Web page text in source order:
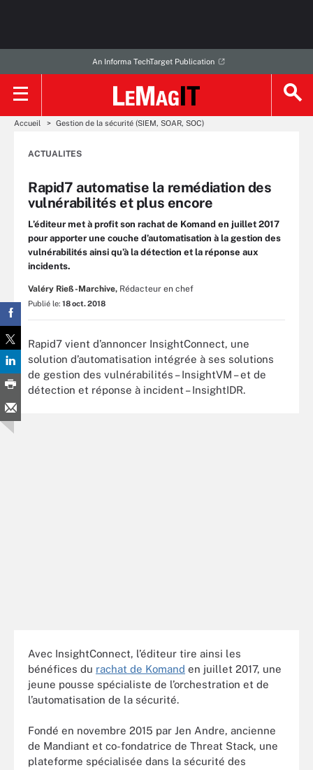
An Informa TechTarget Publication
Accueil Gestion de la sécurité (SIEM, SOAR, SOC)
ACTUALITES
Rapid7 automatise la remédiation des
vulnérabilités et plus encore
L’éditeur met à profit son rachat de Komand en juillet 2017
pour apporter une couche d’automatisation à la gestion des
vulnérabilités ainsi qu’à la détection et la réponse aux
incidents.
Valéry Rieß-Marchive, Rédacteur en chef
Publié le: 18 oct. 2018
Rapid7 vient d’annoncer InsightConnect, une
solution d’automatisation intégrée à ses solutions
de gestion des vulnérabilités – InsightVM – et de
détection et réponse à incident – InsightIDR.
Avec InsightConnect, l’éditeur tire ainsi les
bénéfices du rachat de Komand en juillet 2017, une
jeune pousse spécialiste de l’orchestration et de
l’automatisation de la sécurité.
Fondé en novembre 2015 par Jen Andre, ancienne
de Mandiant et co-fondatrice de Threat Stack, une
plateforme spécialisée dans la sécurité des